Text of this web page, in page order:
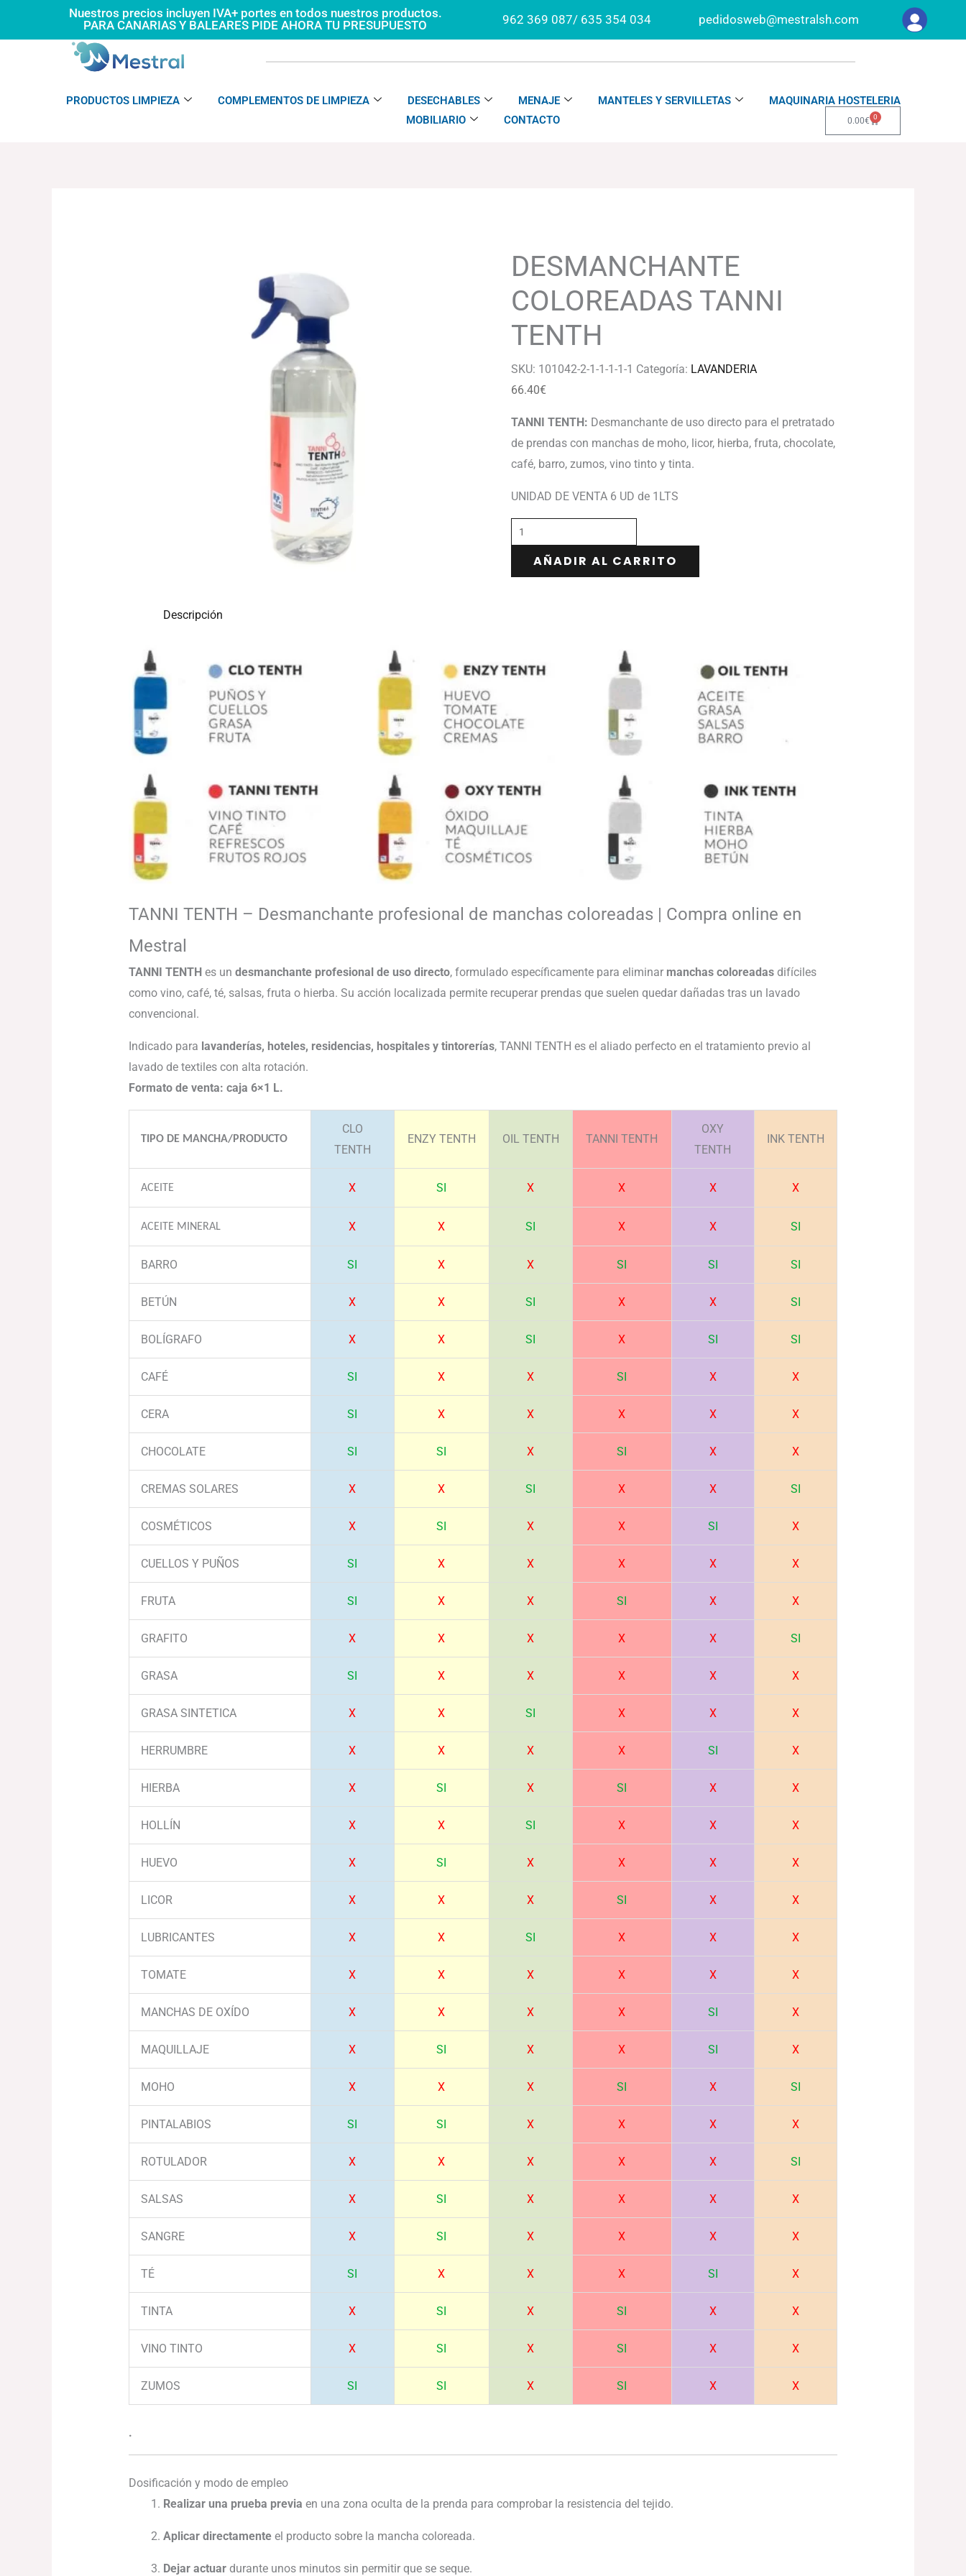
Nuestros precios incluyen IVA+ portes en todos nuestros productos.
PARA CANARIAS Y BALEARES PIDE AHORA TU PRESUPUESTO
962 369 087/ 635 354 034 pedidosweb@mestralsh.com
PRODUCTOS LIMPIEZA COMPLEMENTOS DE LIMPIEZA DESECHABLES MENAJE MANTELES Y SERVILLETAS
MAQUINARIA HOSTELERIA
MOBILIARIO
CONTACTO 0.00€ 0
Carrito
DESMANCHANTE
COLOREADAS TANNI
TENTH
SKU: 101042-2-1-1-1-1-1 Categoría: LAVANDERIA
66.40€
TANNI TENTH: Desmanchante de uso directo para el pretratado
de prendas con manchas de moho, licor, hierba, fruta, chocolate,
café, barro, zumos, vino tinto y tinta.
UNIDAD DE VENTA 6 UD de 1LTS
TENTH
AÑADIR AL CARRITO
Descripción
TANNI TENTH – Desmanchante profesional de manchas coloreadas | Compra online en
Mestral
TANNI TENTH es un desmanchante profesional de uso directo, formulado específicamente para eliminar manchas coloreadasdifíciles
como vino, café, té, salsas, fruta o hierba. Su acción localizada permite recuperar prendas que suelen quedar dañadas tras un lavado
convencional.
Indicado para lavanderías, hoteles, residencias, hospitales y tintorerías, TANNI TENTH es el aliado perfecto en el tratamiento previo al
lavado de textiles con alta rotación.
Formato de venta: caja 6×1 L.
TIPO DE MANCHA/PRODUCTO
CLO
TENTH
ENZY TENTH OIL TENTH TANNI TENTH
OXY
TENTH
INK TENTH
ACEITE X SI X X X X
ACEITE MINERAL X X SI X X SI
BARRO SI X X SI SI SI
BETÚN X X SI X X SI
BOLÍGRAFO X X SI X SI SI
CAFÉ SI X X SI X X
CERA SI X X X X X
CHOCOLATE SI SI X SI X X
CREMAS SOLARES X X SI X X SI
COSMÉTICOS X SI X X SI X
CUELLOS Y PUÑOS SI X X X X X
FRUTA SI X X SI X X
GRAFITO X X X X X SI
GRASA SI X X X X X
GRASA SINTETICA X X SI X X X
HERRUMBRE X X X X SI X
HIERBA X SI X SI X X
HOLLÍN X X SI X X X
HUEVO X SI X X X X
LICOR X X X SI X X
LUBRICANTES X X SI X X X
TOMATE X X X X X X
MANCHAS DE OXÍDO X X X X SI X
MAQUILLAJE X SI X X SI X
MOHO X X X SI X SI
PINTALABIOS SI SI X X X X
ROTULADOR X X X X X SI
SALSAS X SI X X X X
SANGRE X SI X X X X
TÉ SI X X X SI X
TINTA X SI X SI X X
VINO TINTO X SI X SI X X
ZUMOS SI SI X SI X X
.
Dosificación y modo de empleo
Realizar una prueba previa en una zona oculta de la prenda para comprobar la resistencia del tejido.
Aplicar directamenteel producto sobre la mancha coloreada.
Dejar actuardurante unos minutos sin permitir que se seque.